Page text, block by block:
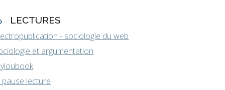
LECTURES
- sociologie du web
et argumentation
pause lecture